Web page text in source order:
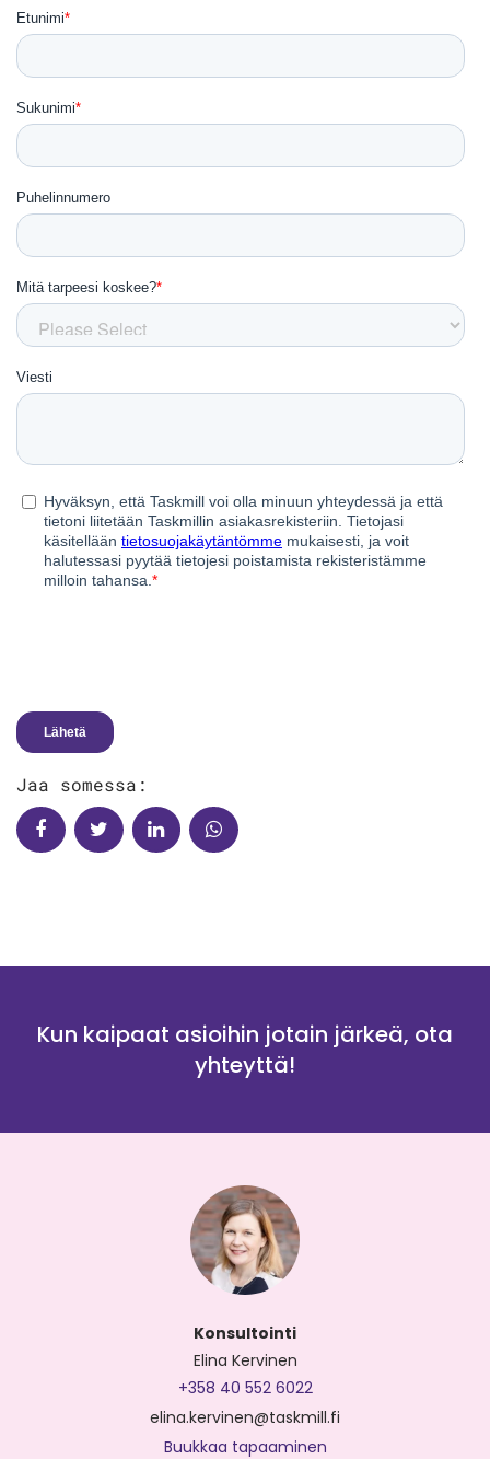
Jaa somessa:
Kun kaipaat asioihin jotain järkeä, ota
yhteyttä!
Konsultointi
Elina Kervinen
+358 40 552 6022
elina.kervinen@taskmill.fi
Buukkaa tapaaminen